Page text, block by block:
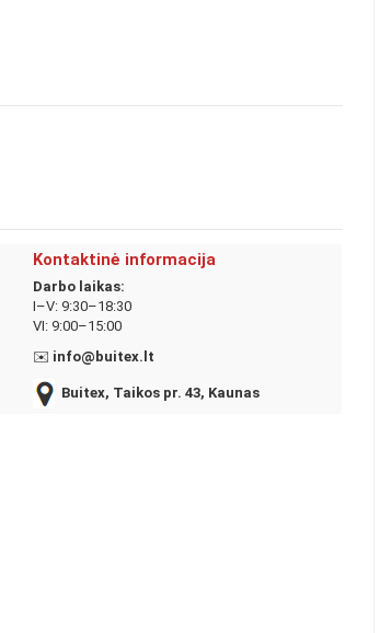
Kontaktinė informacija
Darbo laikas:
I–V: 9:30–18:30
VI: 9:00–15:00
✉️ info@buitex.lt
Buitex, Taikos pr. 43, Kaunas